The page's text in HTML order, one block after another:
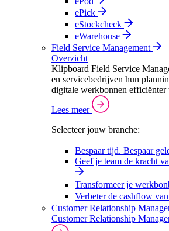
ePick
eStockcheck
eWarehouse
Field Service Management
Overzicht
Klipboard Field Service
en servicebedrijven hun
digitale werkbonnen efficiënter
Lees meer
Selecteer jouw branche:
Bespaar tijd. Bespaar
Geef je team de kracht
Transformeer je
Verbeter de cashflow
Customer Relationship
Customer Relationship